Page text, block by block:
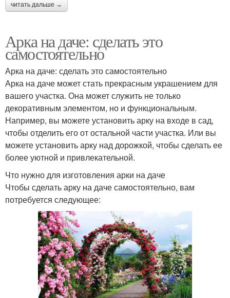
читать дальше →
Арка на даче: сделать это
самостоятельно
Арка на даче: сделать это самостоятельно
Арка на даче может стать прекрасным украшением для
вашего участка. Она может служить не только
декоративным элементом, но и функциональным.
Например, вы можете установить арку на входе в сад,
чтобы отделить его от остальной части участка. Или вы
можете установить арку над дорожкой, чтобы сделать ее
более уютной и привлекательной.
Что нужно для изготовления арки на даче
Чтобы сделать арку на даче самостоятельно, вам
потребуется следующее: